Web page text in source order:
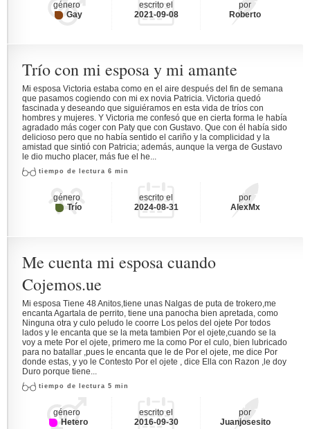
género
Gay
escrito el
2021-09-08
por
Roberto
Trío con mi esposa y mi amante
Mi esposa Victoria estaba como en el aire después del fin de semana
que pasamos cogiendo con mi ex novia Patricia. Victoria quedó
fascinada y deseando que siguiéramos en esta vida de tríos con
hombres y mujeres. Y Victoria me confesó que en cierta forma le había
agradado más coger con Paty que con Gustavo. Que con él había sido
delicioso pero que no había sentido el cariño y la complicidad y la
amistad que sintió con Patricia; además, aunque la verga de Gustavo
le dio mucho placer, más fue el he...
tiempo de lectura 6 min
género
Trío
escrito el
2024-08-31
por
AlexMx
Me cuenta mi esposa cuando
Cojemos.ue
Mi esposa Tiene 48 Anitos,tiene unas Nalgas de puta de trokero,me
encanta Agartala de perrito, tiene una panocha bien apretada, como
Ninguna otra y culo peludo le coorre Los pelos del ojete Por todos
lados y le encanta que se la meta tambien Por el ojete,cuando se la
voy a mete Por el ojete, primero me la como Por el culo, bien lubricado
para no batallar ,pues le encanta que le de Por el ojete, me dice Por
donde estas, y yo le Contesto Por el ojete , dice Ella con Razon ,le doy
Duro porque tiene...
tiempo de lectura 5 min
género
Hetero
escrito el
2016-09-30
por
Juanjosesito